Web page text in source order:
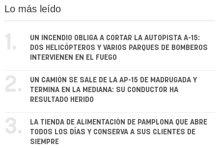
Lo más leído
1.
UN INCENDIO OBLIGA A CORTAR LA AUTOPISTA A-15:
DOS HELICÓPTEROS Y VARIOS PARQUES DE BOMBEROS
INTERVIENEN EN EL FUEGO
2.
UN CAMIÓN SE SALE DE LA AP-15 DE MADRUGADA Y
TERMINA EN LA MEDIANA: SU CONDUCTOR HA
RESULTADO HERIDO
3.
LA TIENDA DE ALIMENTACIÓN DE PAMPLONA QUE ABRE
TODOS LOS DÍAS Y CONSERVA A SUS CLIENTES DE
SIEMPRE